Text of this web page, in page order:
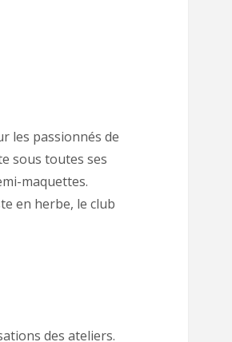
les passionnés de
sous toutes ses
maquettes.
en herbe, le club
des ateliers.